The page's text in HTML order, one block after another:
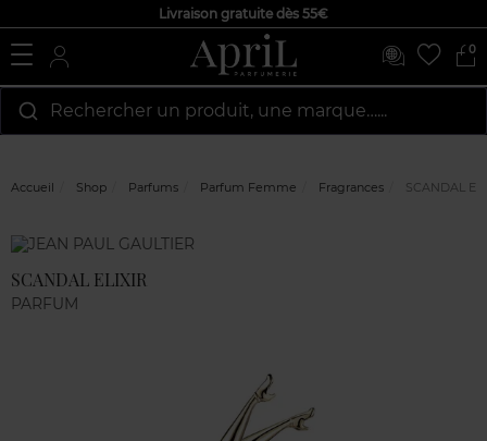
Livraison gratuite dès 55€
0
Rechercher un produit, une marque…...
Accueil Shop Parfums Parfum Femme Fragrances SCANDAL
Marque
SCANDAL ELIXIR
PARFUM